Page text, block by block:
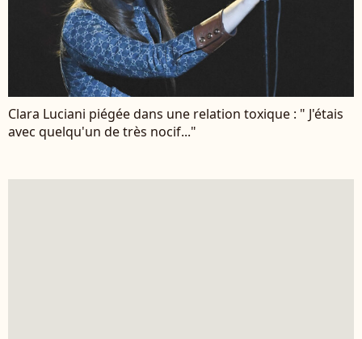
Clara Luciani piégée dans une relation toxique : " J'étais
avec quelqu'un de très nocif..."